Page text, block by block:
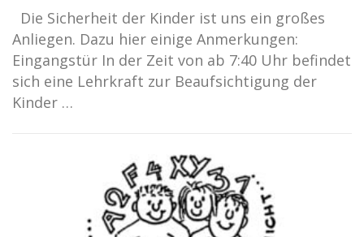
Die Sicherheit der Kinder ist uns ein großes
Anliegen. Dazu hier einige Anmerkungen:
Eingangstür In der Zeit von ab 7:40 Uhr befindet
sich eine Lehrkraft zur Beaufsichtigung der
Kinder …